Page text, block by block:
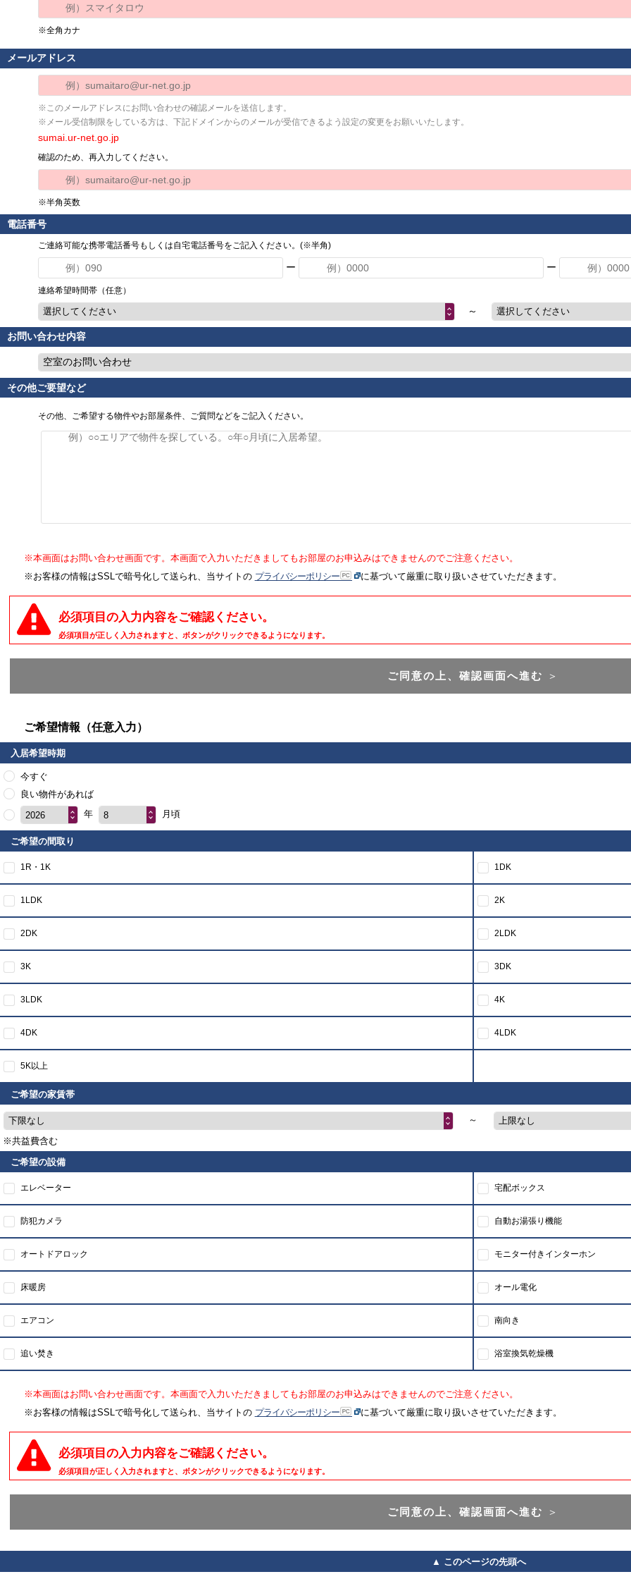
※全角カナ
メールアドレス
※このメールアドレスにお問い合わせの確認メールを送信します。
※メール受信制限をしている方は、下記ドメインからのメールが受信できるよう設定の変更をお願いいたします。
sumai.ur-net.go.jp
確認のため、再入力してください。
※半角英数
電話番号
ご連絡可能な携帯電話番号もしくは自宅電話番号をご記入ください。(※半角)
ー ー
連絡希望時間帯（任意）
選択してください ～ 選択してください
お問い合わせ内容
空室のお問い合わせ
その他ご要望など
その他、ご希望する物件やお部屋条件、ご質問などをご記入ください。
※本画面はお問い合わせ画面です。本画面で入力いただきましてもお部屋のお申込みはできませんのでご注意ください。
※お客様の情報はSSLで暗号化して送られ、当サイトの プライバシーポリシー に基づいて厳重に取り扱いさせていただきます。
必須項目の入力内容をご確認ください。
必須項目が正しく入力されますと、ボタンがクリックできるようになります。
ご同意の上、確認画面へ進む ＞
ご希望情報（任意入力）
入居希望時期
今すぐ
良い物件があれば
2026
年 8 月頃
ご希望の間取り
1R・1K 1DK
1LDK 2K
2DK 2LDK
3K 3DK
3LDK 4K
4DK 4LDK
5K以上
ご希望の家賃帯
下限なし ～
上限なし
※共益費含む
ご希望の設備
エレベーター 宅配ボックス
防犯カメラ 自動お湯張り機能
オートドアロック モニター付きインターホン
床暖房 オール電化
エアコン 南向き
追い焚き 浴室換気乾燥機
※本画面はお問い合わせ画面です。本画面で入力いただきましてもお部屋のお申込みはできませんのでご注意ください。
※お客様の情報はSSLで暗号化して送られ、当サイトの プライバシーポリシー に基づいて厳重に取り扱いさせていただきます。
必須項目の入力内容をご確認ください。
必須項目が正しく入力されますと、ボタンがクリックできるようになります。
ご同意の上、確認画面へ進む ＞
▲ このページの先頭へ